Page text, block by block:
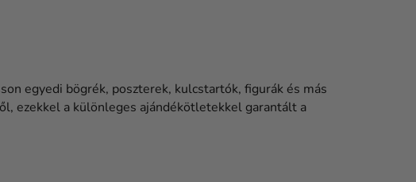
egyedi bögrék, poszterek, kulcstartók, figurák és más
ezekkel a különleges ajándékötletekkel garantált a